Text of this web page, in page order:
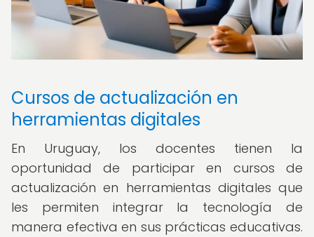
Cursos de actualización en
herramientas digitales
En Uruguay, los docentes tienen la
oportunidad de participar en cursos de
actualización en herramientas digitales que
les permiten integrar la tecnología de
manera efectiva en sus prácticas educativas.